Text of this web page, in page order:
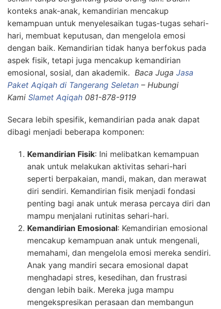
konteks anak-anak, kemandirian mencakup
kemampuan untuk menyelesaikan tugas-tugas sehari-
hari, membuat keputusan, dan mengelola emosi
dengan baik. Kemandirian tidak hanya berfokus pada
aspek fisik, tetapi juga mencakup kemandirian
emosional, sosial, dan akademik. Baca Juga Jasa
Paket Aqiqah di Tangerang Seletan – Hubungi
Kami Slamet Aqiqah 081-878-9119
Secara lebih spesifik, kemandirian pada anak dapat
dibagi menjadi beberapa komponen:
Kemandirian Fisik: Ini melibatkan kemampuan
anak untuk melakukan aktivitas sehari-hari
seperti berpakaian, mandi, makan, dan merawat
diri sendiri. Kemandirian fisik menjadi fondasi
penting bagi anak untuk merasa percaya diri dan
mampu menjalani rutinitas sehari-hari.
Kemandirian Emosional: Kemandirian emosional
mencakup kemampuan anak untuk mengenali,
memahami, dan mengelola emosi mereka sendiri.
Anak yang mandiri secara emosional dapat
menghadapi stres, kesedihan, dan frustrasi
dengan lebih baik. Mereka juga mampu
mengekspresikan perasaan dan membangun